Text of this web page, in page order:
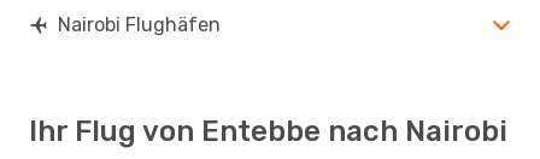
Nairobi Flughäfen
Ihr Flug von Entebbe nach Nairobi